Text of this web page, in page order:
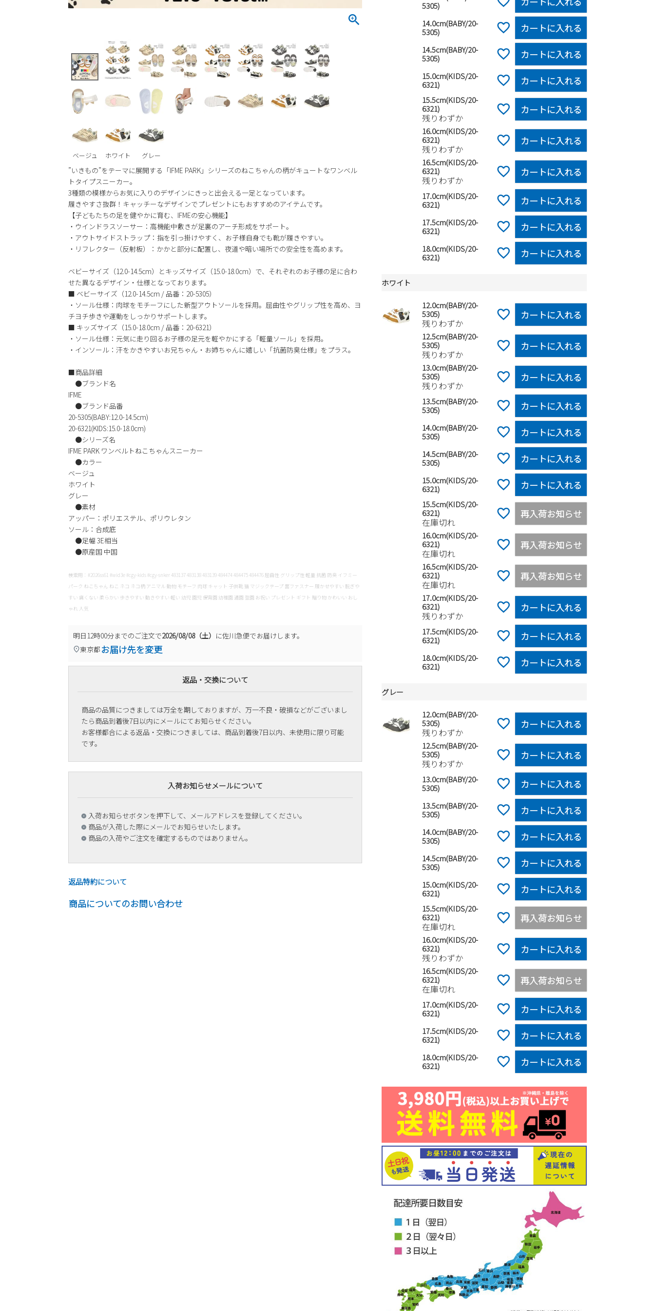
ベージュ ホワイト グレー
”いきもの”をテーマに展開する「IFME PARK」シリーズのねこちゃんの柄がキュートなワンベル
トタイプスニーカー。
3種類の模様からお気に入りのデザインにきっと出会える一足となっています。
履きやすさ抜群！キャッチーなデザインでプレゼントにもおすすめのアイテムです。
【子どもたちの足を健やかに育む、IFMEの安心機能】
・ウインドラスソーサー：高機能中敷きが足裏のアーチ形成をサポート。
・アウトサイドストラップ：指を引っ掛けやすく、お子様自身でも靴が履きやすい。
・リフレクター（反射板）：かかと部分に配置し、夜道や暗い場所での安全性を高めます。
ベビーサイズ（12.0-14.5cm）とキッズサイズ（15.0-18.0cm）で、それぞれのお子様の足に合わ
せた異なるデザイン・仕様となっております。
■ ベビーサイズ（12.0-14.5cm / 品番：20-5305）
・ソール仕様：肉球をモチーフにした新型アウトソールを採用。屈曲性やグリップ性を高め、ヨ
チヨチ歩きや運動をしっかりサポートします。
■ キッズサイズ（15.0-18.0cm / 品番：20-6321）
・ソール仕様：元気に走り回るお子様の足元を軽やかにする「軽量ソール」を採用。
・インソール：汗をかきやすいお兄ちゃん・お姉ちゃんに嬉しい「抗菌防臭仕様」をプラス。
■商品詳細
●ブランド名
IFME
●ブランド品番
20-5305(BABY:12.0-14.5cm)
20-6321(KIDS:15.0-18.0cm)
●シリーズ名
IFME PARK ワンベルトねこちゃんスニーカー
●カラー
ベージュ
ホワイト
グレー
●素材
アッパー：ポリエステル、ポリウレタン
ソール：合成底
●足幅 3E相当
●原産国 中国
検索用：#2026ss61 #wid3e #cgy-kids #cgy-snker 483137 483138 483139 484474 484475 484476 屈曲性 グリップ性 軽量 抗菌 防臭 イフミー
パーク ねこちゃん ねこ ネコ ネコ柄 アニマル 動物 モチーフ 肉球 キャット 子供靴 猫 マジックテープ 面ファスナー 履かせやすい 脱ぎや
すい 痛くない 柔らかい 歩きやすい 動きやすい 軽い 幼児 園児 保育園 幼稚園 通園 登園 お祝い プレゼント ギフト 贈り物 かわいい おし
ゃれ 人気
明日12時00分までのご注文で2026/08/08（土） に佐川急便でお届けします。
東京都 お届け先を変更
返品・交換について
商品の品質につきましては万全を期しておりますが、万一不良・破損などがございまし
たら商品到着後7日以内にメールにてお知らせください。
お客様都合による返品・交換につきましては、商品到着後7日以内、未使用に限り可能
です。
入荷お知らせメールについて
入荷お知らせボタンを押下して、メールアドレスを登録してください。
商品が入荷した際にメールでお知らせいたします。
商品の入荷やご注文を確定するものではありません。
返品特約について
商品についてのお問い合わせ
5305)
14.0cm(BABY/20-
5305)
カートに入れる
14.5cm(BABY/20-
5305)
カートに入れる
15.0cm(KIDS/20-
6321)
カートに入れる
15.5cm(KIDS/20-
6321)
残りわずか
カートに入れる
16.0cm(KIDS/20-
6321)
残りわずか
カートに入れる
16.5cm(KIDS/20-
6321)
残りわずか
カートに入れる
17.0cm(KIDS/20-
6321)
カートに入れる
17.5cm(KIDS/20-
6321)
カートに入れる
18.0cm(KIDS/20-
6321)
カートに入れる
ホワイト
12.0cm(BABY/20-
5305)
残りわずか
カートに入れる
12.5cm(BABY/20-
5305)
残りわずか
カートに入れる
13.0cm(BABY/20-
5305)
残りわずか
カートに入れる
13.5cm(BABY/20-
5305)
カートに入れる
14.0cm(BABY/20-
5305)
カートに入れる
14.5cm(BABY/20-
5305)
カートに入れる
15.0cm(KIDS/20-
6321)
カートに入れる
15.5cm(KIDS/20-
6321)
在庫切れ
再入荷お知らせ
16.0cm(KIDS/20-
6321)
在庫切れ
再入荷お知らせ
16.5cm(KIDS/20-
6321)
在庫切れ
再入荷お知らせ
17.0cm(KIDS/20-
6321)
残りわずか
カートに入れる
17.5cm(KIDS/20-
6321)
カートに入れる
18.0cm(KIDS/20-
6321)
カートに入れる
グレー
12.0cm(BABY/20-
5305)
残りわずか
カートに入れる
12.5cm(BABY/20-
5305)
残りわずか
カートに入れる
13.0cm(BABY/20-
5305)
カートに入れる
13.5cm(BABY/20-
5305)
カートに入れる
14.0cm(BABY/20-
5305)
カートに入れる
14.5cm(BABY/20-
5305)
カートに入れる
15.0cm(KIDS/20-
6321)
カートに入れる
15.5cm(KIDS/20-
6321)
在庫切れ
再入荷お知らせ
16.0cm(KIDS/20-
6321)
残りわずか
カートに入れる
16.5cm(KIDS/20-
6321)
在庫切れ
再入荷お知らせ
17.0cm(KIDS/20-
6321)
カートに入れる
17.5cm(KIDS/20-
6321)
カートに入れる
18.0cm(KIDS/20-
6321)
カートに入れる